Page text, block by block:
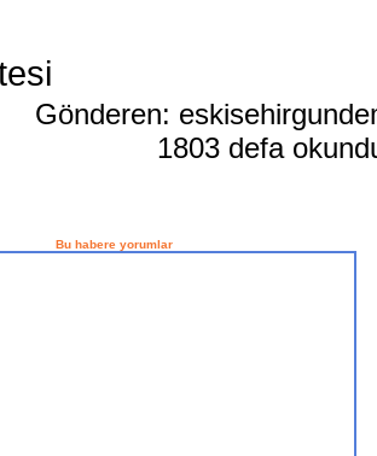
Gönderen:
1803 defa
Bu habere yorumlar